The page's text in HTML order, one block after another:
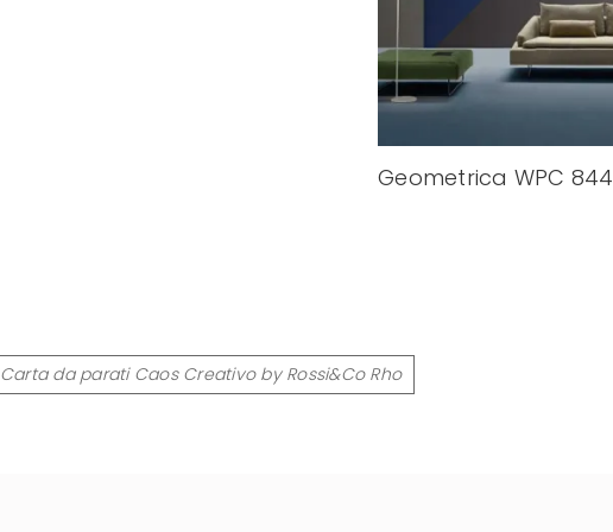
Geometrica WPC 844
Carta da parati Caos Creativo by Rossi&Co Rho